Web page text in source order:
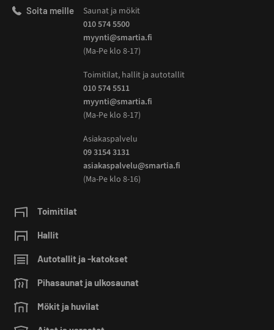
Soita meille
Saunat ja mökit
010 574 5500
myynti@smartia.fi
(Ma-Pe klo 8-17)
Toimitilat, hallit ja autotallit
010 574 5511
myynti@smartia.fi
(Ma-Pe klo 8-17)
Asiakaspalvelu
09 3154 3131
asiakaspalvelu@smartia.fi
(Ma-Pe klo 8-16)
Toimitilat
Hallit
Autotallit ja -katokset
Pihasaunat ja ulkosaunat
Mökit ja huvilat